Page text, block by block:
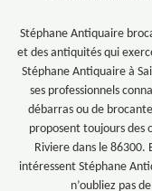
Stéphane Antiquaire
et des antiquités qui
Stéphane Antiquaire à
ses professionnels
débarras ou de
proposent toujours des
Riviere dans le 86300.
intéressent Stéphane
n’oubliez pas